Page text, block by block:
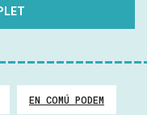
Però una cosa ja
un any, semblarien
De fet, tothom està
vegada més
com a
EN COMÚ PODEM